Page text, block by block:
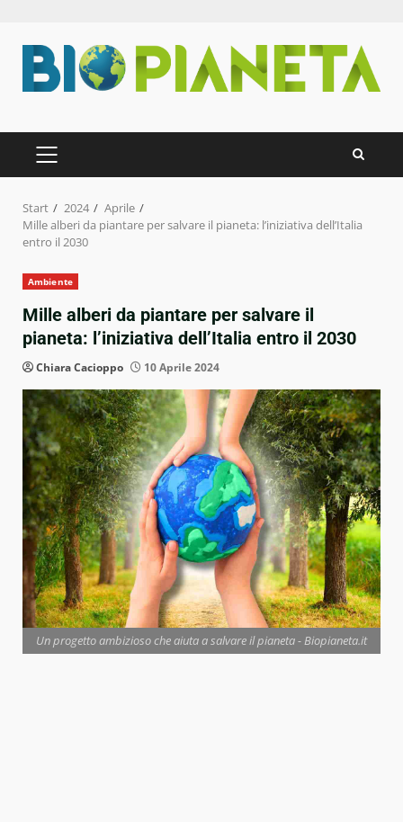
Inhalt
springen
PRIMÄRES
MENÜ
Start 2024
Aprile
Mille alberi da piantare per salvare il pianeta: l’iniziativa dell’Italia
entro il 2030
Ambiente
Mille alberi da piantare per salvare il
pianeta: l’iniziativa dell’Italia entro il 2030
Chiara Cacioppo 10 Aprile 2024
Un progetto ambizioso che aiuta a salvare il pianeta - Biopianeta.it